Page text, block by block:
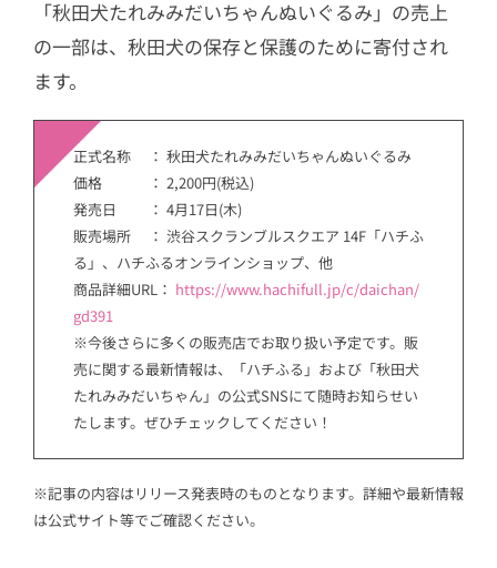
「秋田犬たれみみだいちゃんぬいぐるみ」の売上
の一部は、秋田犬の保存と保護のために寄付され
ます。
正式名称 ： 秋田犬たれみみだいちゃんぬいぐるみ
価格 ： 2,200円(税込)
発売日 ： 4月17日(木)
販売場所 ： 渋谷スクランブルスクエア 14F「ハチふ
る」、ハチふるオンラインショップ、他
商品詳細URL： https://www.hachifull.jp/c/daichan/
gd391
※今後さらに多くの販売店でお取り扱い予定です。販
売に関する最新情報は、「ハチふる」および「秋田犬
たれみみだいちゃん」の公式SNSにて随時お知らせい
たします。ぜひチェックしてください！
※記事の内容はリリース発表時のものとなります。詳細や最新情報
は公式サイト等でご確認ください。